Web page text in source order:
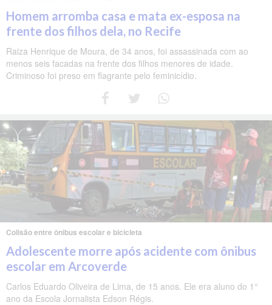
Homem arromba casa e mata ex-esposa na
frente dos filhos dela, no Recife
Raiza Henrique de Moura, de 34 anos, foi assassinada com ao
menos seis facadas na frente dos filhos menores de idade.
Criminoso foi preso em flagrante pelo feminicídio.
Colisão entre ônibus escolar e bicicleta
Adolescente morre após acidente com ônibus
escolar em Arcoverde
Carlos Eduardo Oliveira de Lima, de 15 anos. Ele era aluno do 1°
ano da Escola Jornalista Edson Régis.